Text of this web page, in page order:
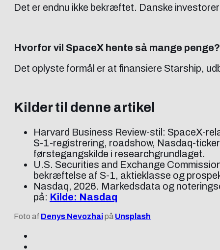
Det er endnu ikke bekræftet. Danske
Hvorfor vil SpaceX hente så mange penge?
Det oplyste formål er at finansiere Starship,
Kilder til denne artikel
Harvard Business Review-stil: SpaceX-
S-1-registrering, roadshow, Nasdaq-
førstegangskilde i researchgrundlaget.
U.S. Securities and Exchange
bekræftelse af S-1, aktieklasse og
Nasdaq, 2026. Markedsdata og
på: Kilde: Nasdaq
Foto af Denys Nevozhaipå Unsplash